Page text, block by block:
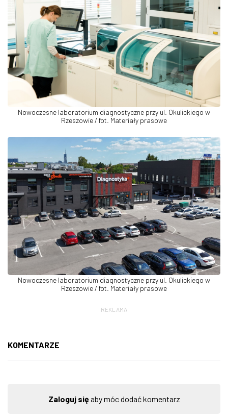
Nowoczesne laboratorium diagnostyczne przy ul. Okulickiego w
Rzeszowie / fot. Materiały prasowe
Nowoczesne laboratorium diagnostyczne przy ul. Okulickiego w
Rzeszowie / fot. Materiały prasowe
REKLAMA
KOMENTARZE
Zaloguj sięaby móc dodać komentarz